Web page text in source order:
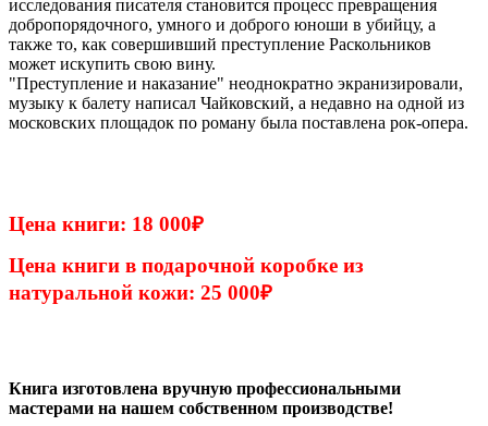
исследования писателя становится процесс превращения
добропорядочного, умного и доброго юноши в убийцу, а
также то, как совершивший преступление Раскольников
может искупить свою вину.
"Преступление и наказание" неоднократно экранизировали,
музыку к балету написал Чайковский, а недавно на одной из
московских площадок по роману была поставлена рок-опера.
Цена книги: 18 000₽
Цена книги в подарочной коробке из
натуральной кожи: 25 000₽
Книга изготовлена вручную профессиональными
мастерами на нашем собственном производстве!